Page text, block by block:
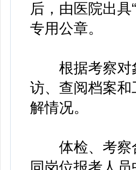
后，由医院出具
专用公章。
根据考察对象
访、查阅档案
解情况。
体检、考察合